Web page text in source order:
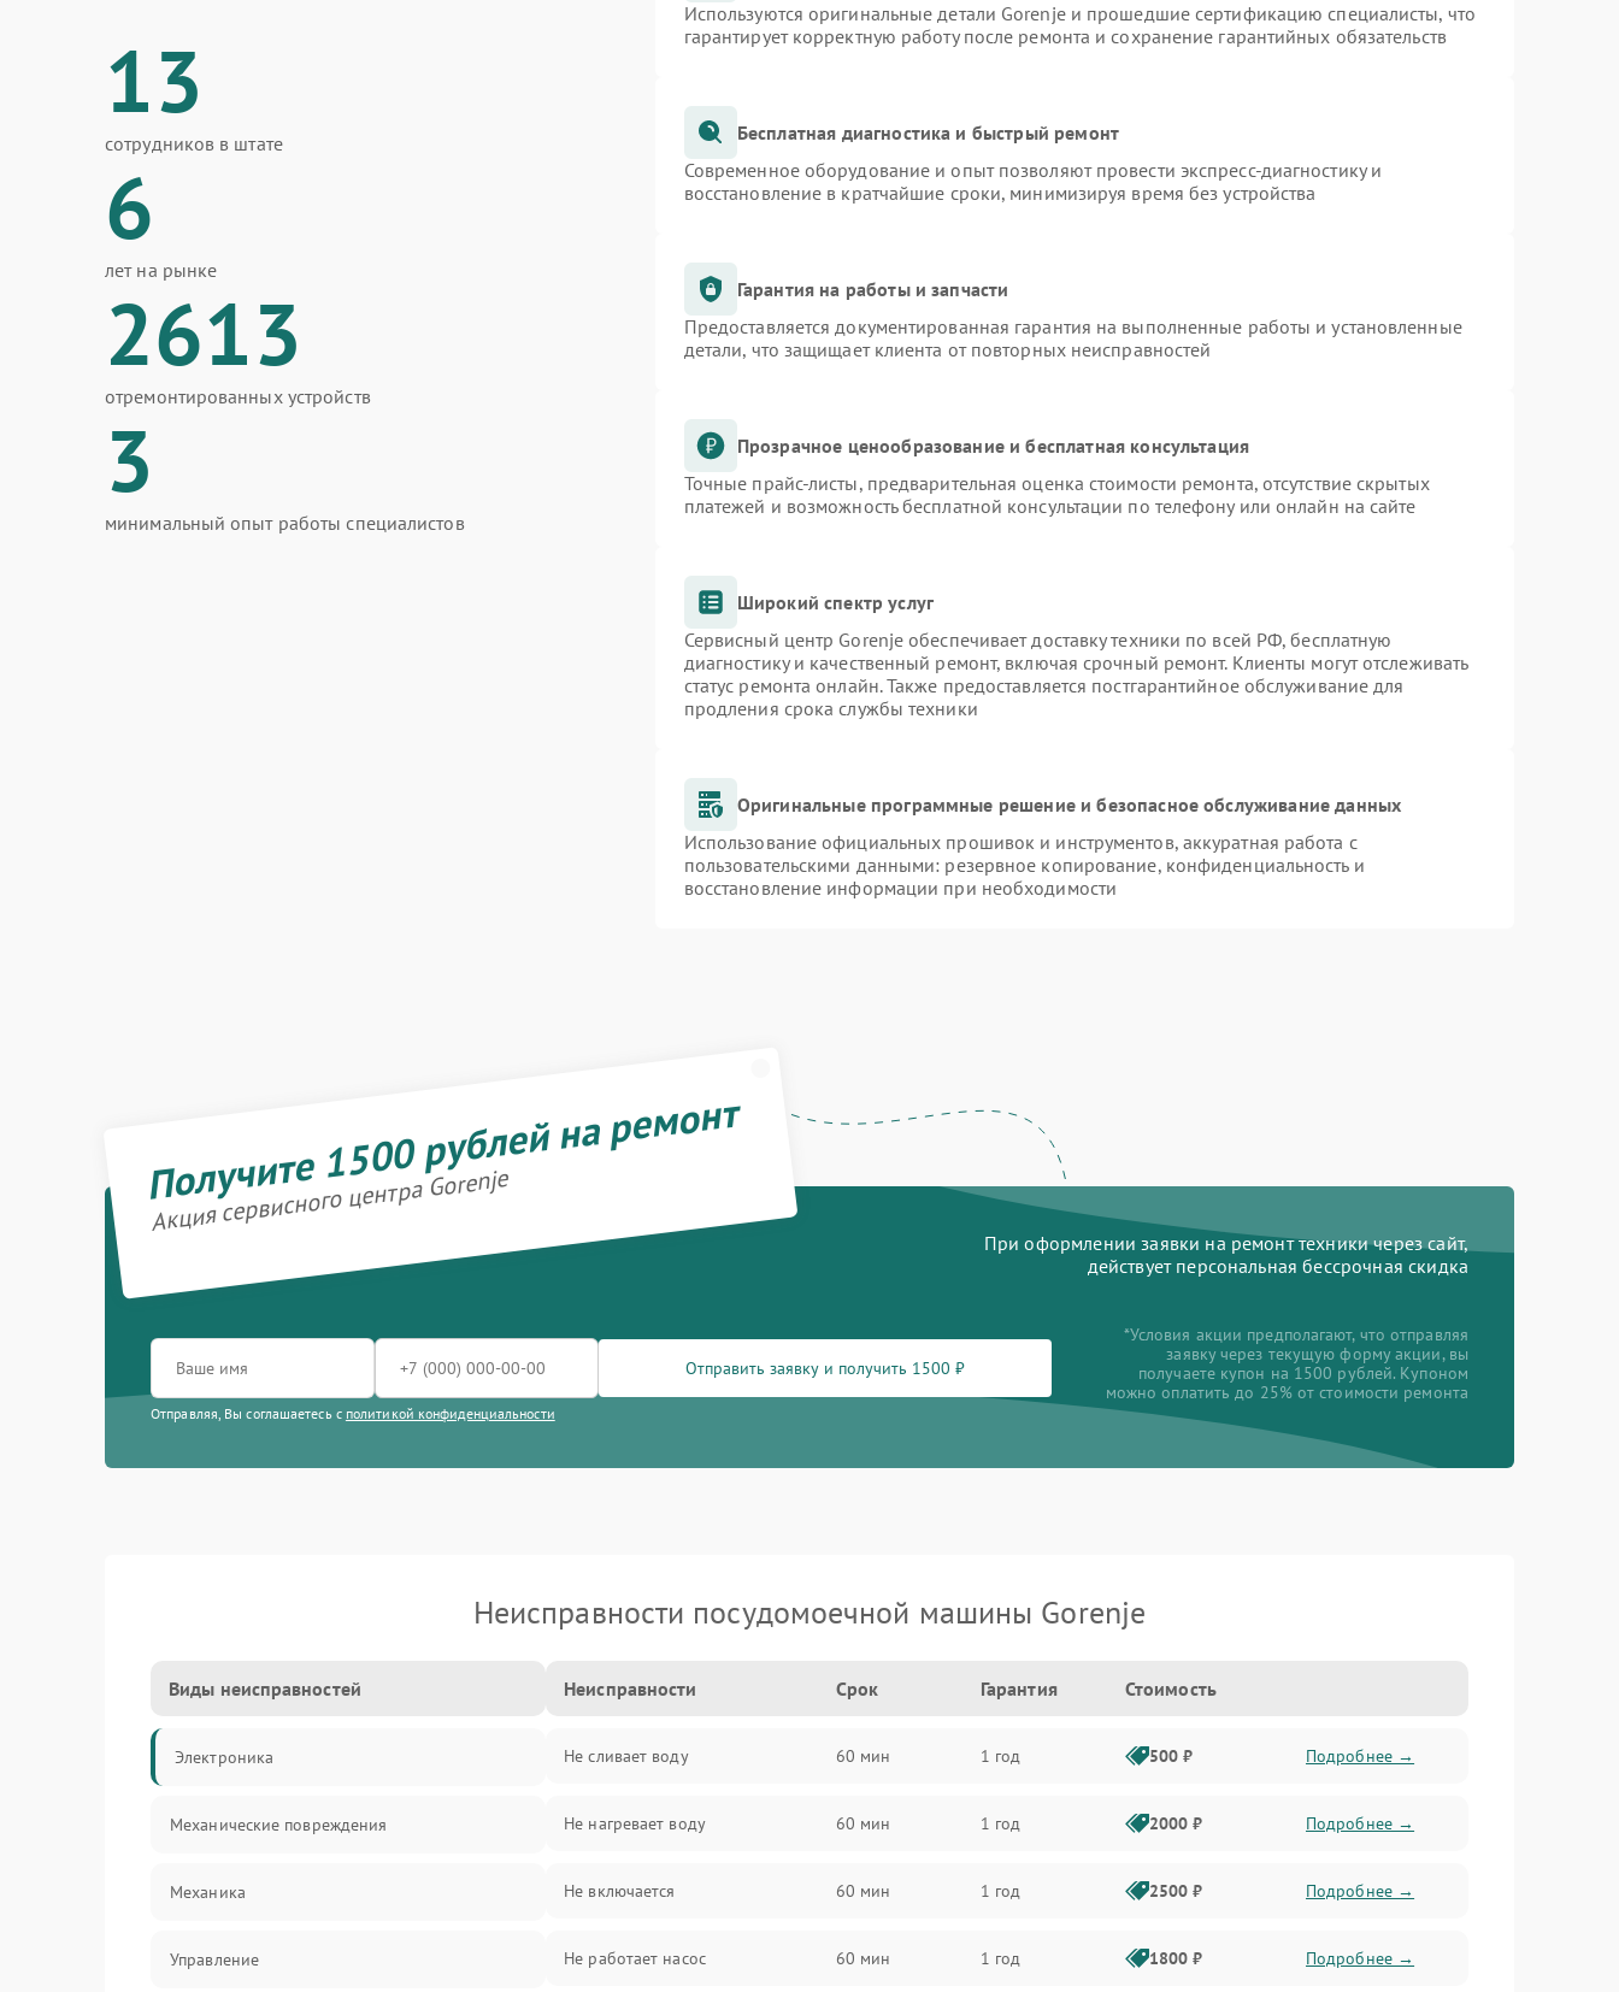
13
сотрудников в штате
6
лет на рынке
2613
отремонтированных устройств
3
минимальный опыт работы специалистов
Используются оригинальные детали Gorenje и прошедшие сертификацию специалисты, что
гарантирует корректную работу после ремонта и сохранение гарантийных обязательств
Бесплатная диагностика и быстрый ремонт
Современное оборудование и опыт позволяют провести экспресс-диагностику и
восстановление в кратчайшие сроки, минимизируя время без устройства
Гарантия на работы и запчасти
Предоставляется документированная гарантия на выполненные работы и установленные
детали, что защищает клиента от повторных неисправностей
Прозрачное ценообразование и бесплатная консультация
Точные прайс-листы, предварительная оценка стоимости ремонта, отсутствие скрытых
платежей и возможность бесплатной консультации по телефону или онлайн на сайте
Широкий спектр услуг
Сервисный центр Gorenje обеспечивает доставку техники по всей РФ, бесплатную
диагностику и качественный ремонт, включая срочный ремонт. Клиенты могут отслеживать
статус ремонта онлайн. Также предоставляется постгарантийное обслуживание для
продления срока службы техники
Оригинальные программные решение и безопасное обслуживание данных
Использование официальных прошивок и инструментов, аккуратная работа с
пользовательскими данными: резервное копирование, конфиденциальность и
восстановление информации при необходимости
Получите 1500 рублей на ремонт
Акция сервисного центра Gorenje
При оформлении заявки на ремонт техники через сайт,
действует персональная бессрочная скидка
Отправить заявку и получить 1500 ₽
Отправляя, Вы соглашаетесь с политикой конфиденциальности
*Условия акции предполагают, что отправляя
заявку через текущую форму акции, вы
получаете купон на 1500 рублей. Купоном
можно оплатить до 25% от стоимости ремонта
Неисправности посудомоечной машины Gorenje
Виды неисправностей
Электроника
Механические повреждения
Механика
Управление
Неисправности Срок Гарантия Стоимость
Не сливает воду 60 мин 1 год 500 ₽ Подробнее →
Не нагревает воду 60 мин 1 год 2000 ₽ Подробнее →
Не включается 60 мин 1 год 2500 ₽ Подробнее →
Не работает насос 60 мин 1 год 1800 ₽ Подробнее →